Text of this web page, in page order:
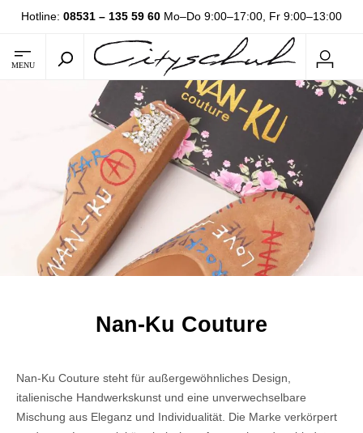
Hotline: 08531 – 135 59 60 Mo–Do 9:00–17:00, Fr 9:00–13:00
MENU
Nan-Ku Couture
Nan-Ku Couture steht für außergewöhnliches Design,
italienische Handwerkskunst und eine unverwechselbare
Mischung aus Eleganz und Individualität. Die Marke verkörpert